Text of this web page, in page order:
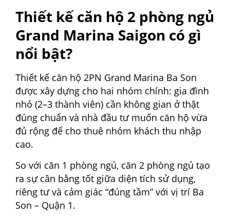
Thiết kế căn hộ 2 phòng ngủ
Grand Marina Saigon có gì
nổi bật?
Thiết kế căn hộ 2PN Grand Marina Ba Son
được xây dựng cho hai nhóm chính: gia đình
nhỏ (2–3 thành viên) cần không gian ở thật
đúng chuẩn và nhà đầu tư muốn căn hộ vừa
đủ rộng để cho thuê nhóm khách thu nhập
cao.
So với căn 1 phòng ngủ, căn 2 phòng ngủ tạo
ra sự cân bằng tốt giữa diện tích sử dụng,
riêng tư và cảm giác “đúng tầm” với vị trí Ba
Son – Quận 1.